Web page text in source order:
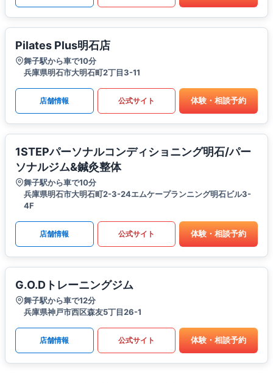
Pilates Plus明石店
舞子駅から車で10分
兵庫県明石市大明石町2丁目3-11
店舗情報 公式サイト 体験・相談予約
1STEPパーソナルコンディショニング明石/パー
ソナルジム&鍼灸整体
舞子駅から車で10分
兵庫県明石市大明石町2-3-24エムケープランニング明石ビル3-
4F
店舗情報 公式サイト 体験・相談予約
G.O.Dトレーニングジム
舞子駅から車で12分
兵庫県神戸市西区森友5丁目26-1
店舗情報 公式サイト 体験・相談予約